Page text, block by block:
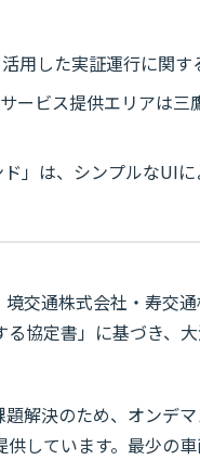
用した実証運行に関
ービス提供エリアは
」は、シンプルなUI
交通株式会社・寿交
協定書」に基づき、
解決のため、オンデ
しています。最少の